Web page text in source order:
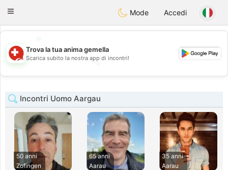
Suissi
Toggle
Mode Accedi
💕
💕
Trova la tua anima gemella
Scarica subito la nostra app di incontri!
Incontri Uomo Aargau
50 anni
Zofingen
65 anni
Aarau
35 anni
Aarau